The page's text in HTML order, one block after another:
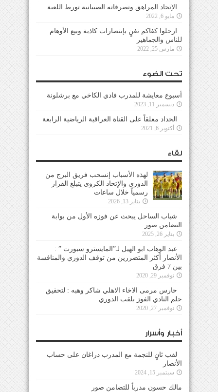
الإتحاد المراهق وتصرفاته الصبيانية تورط اللعبة
مايو 6, 2022
ارحلوا كفاكم تغنٍ بإنتصارات كاذبة وبيع الأوهام
للناس والجماهير
مارس 25, 2022
تحت الضوء
أسبوع معايشة للمدرب فادي الكاخي مع برشلونة
ديسمبر 11, 2023
الحداد معلقاً على القناة العراقية الرياضية الرابعة
أكتوبر 6, 2021
لقاء
لهذه الأسباب إنسحب فريق البرج من
الدوري والإتحاد الكروي يتبلغ القرار
رسمياً خلال ساعات
يناير 13, 2026
شباب الساحل يبحث عن فوزه الأول من بوابة
التضامن صور
يناير 26, 2025
عبد الوهاب ابو الهيل لـ”المايسترو سبورت ” :
الأنصار أكثر المتضررين من توقف الدوري والمنافسة
بين 7 فرق
نوفمبر 29, 2020
حارس مرمى الاخاء الاهلي شاكر وهبه : لتحقيق
حلم النادي الفوز بلقب الدوري
نوفمبر 27, 2020
أخبار وأسرار
لقب ثانٍ للنجمة مع المدرب دراغان على حساب
الأنصار
سبتمبر 15, 2024
مالك حسون مدرباً للتضامن صور